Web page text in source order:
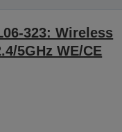
323: Wireless
5GHz WE/CE